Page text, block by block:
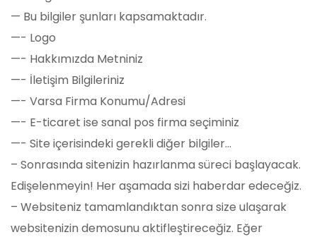
— Bu bilgiler şunları kapsamaktadır.
—- Logo
—- Hakkımızda Metniniz
—- İletişim Bilgileriniz
—- Varsa Firma Konumu/Adresi
—- E-ticaret ise sanal pos firma seçiminiz
—- Site içerisindeki gerekli diğer bilgiler…
– Sonrasında sitenizin hazırlanma süreci başlayacak.
Edişelenmeyin! Her aşamada sizi haberdar edeceğiz.
– Websiteniz tamamlandıktan sonra size ulaşarak
websitenizin demosunu aktifleştireceğiz. Eğer